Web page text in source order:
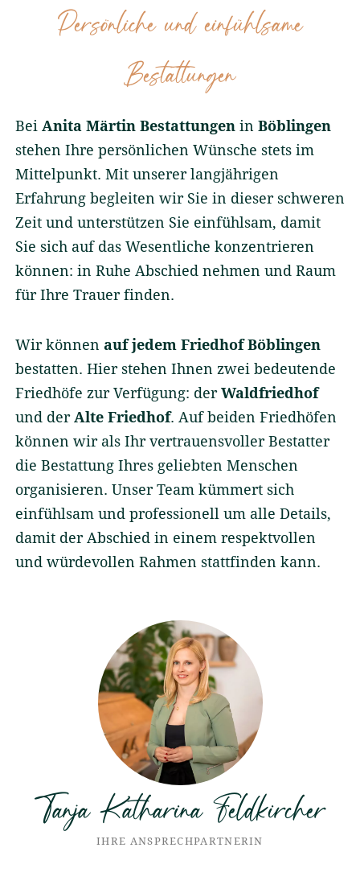
Wir sind persönlich für Sie
24 Stunden Tag und Nacht
info@anita-maertin-
bestattungen.de
Impressum
AGB
Datenschutz
Persönliche und einfühlsame
Bestattungen
Bei Anita Märtin Bestattungen in Böblingen
stehen Ihre persönlichen Wünsche stets im
Mittelpunkt. Mit unserer langjährigen
Erfahrung begleiten wir Sie in dieser schweren
Zeit und unterstützen Sie einfühlsam, damit
Sie sich auf das Wesentliche konzentrieren
können: in Ruhe Abschied nehmen und Raum
für Ihre Trauer finden.
Wir können auf jedem Friedhof Böblingen
bestatten. Hier stehen Ihnen zwei bedeutende
Friedhöfe zur Verfügung: derWaldfriedhof
und der Alte Friedhof. Auf beiden Friedhöfen
können wir als Ihr vertrauensvoller Bestatter
die Bestattung Ihres geliebten Menschen
organisieren. Unser Team kümmert sich
einfühlsam und professionell um alle Details,
damit der Abschied in einem respektvollen
und würdevollen Rahmen stattfinden kann.
Tanja Katharina Feldkircher
IHRE ANSPRECHPARTNERIN